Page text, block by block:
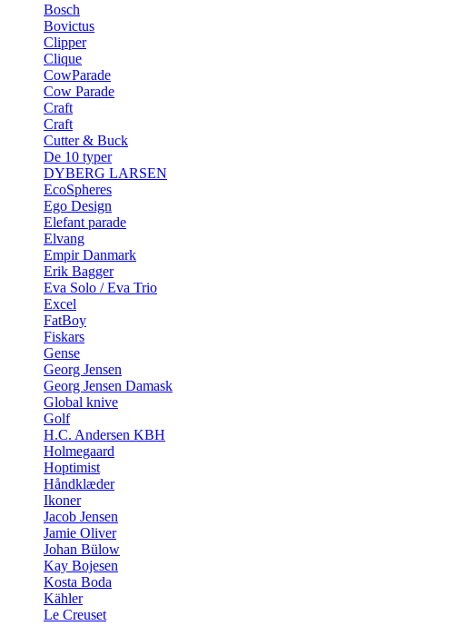
Bosch
Bovictus
Clipper
Clique
CowParade
Cow Parade
Craft
Craft
Cutter & Buck
De 10 typer
DYBERG LARSEN
EcoSpheres
Ego Design
Elefant parade
Elvang
Empir Danmark
Erik Bagger
Eva Solo / Eva Trio
Excel
FatBoy
Fiskars
Gense
Georg Jensen
Georg Jensen Damask
Global knive
Golf
H.C. Andersen KBH
Holmegaard
Hoptimist
Håndklæder
Ikoner
Jacob Jensen
Jamie Oliver
Johan Bülow
Kay Bojesen
Kosta Boda
Kähler
Le Creuset